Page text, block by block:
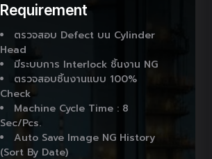
Requirement
ตรวจสอบ Defect บน Cylinder
Head
มีระบบการ Interlock ชิ้นงาน NG
ตรวจสอบชิ้นงานแบบ 100%
Check
Machine Cycle Time : 8
Sec/pcs.
Auto Save Image NG History
(Sort By Date)